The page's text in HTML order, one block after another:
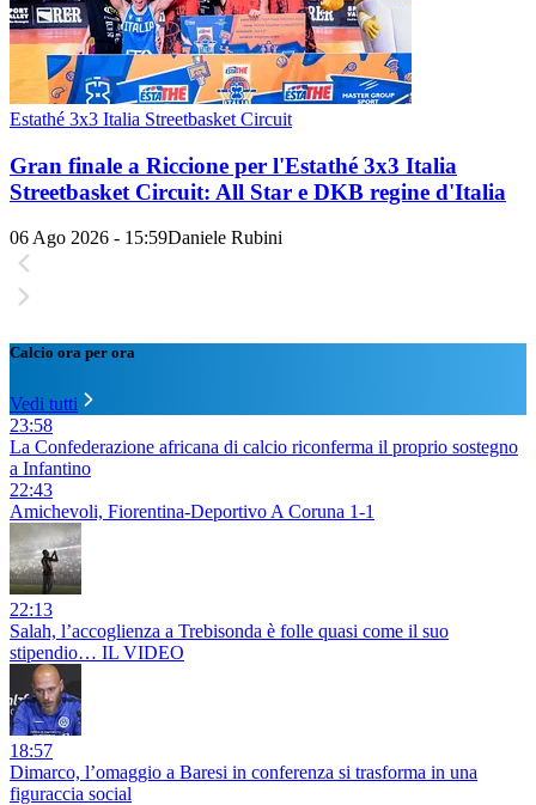
Estathé 3x3 Italia Streetbasket Circuit
Gran finale a Riccione per l'Estathé 3x3 Italia
Streetbasket Circuit: All Star e DKB regine d'Italia
06 Ago 2026 - 15:59Daniele Rubini
Calcio ora per ora
Vedi tutti
23:58
La Confederazione africana di calcio riconferma il proprio sostegno
a Infantino
22:43
Amichevoli, Fiorentina-Deportivo A Coruna 1-1
22:13
Salah, l’accoglienza a Trebisonda è folle quasi come il suo
stipendio… IL VIDEO
18:57
Dimarco, l’omaggio a Baresi in conferenza si trasforma in una
figuraccia social